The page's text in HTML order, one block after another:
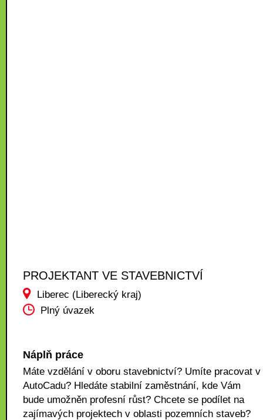
PROJEKTANT VE STAVEBNICTVÍ
Liberec (Liberecký kraj)
Plný úvazek
Náplň práce
Máte vzdělání v oboru stavebnictví? Umíte pracovat v
AutoCadu? Hledáte stabilní zaměstnání, kde Vám
bude umožněn profesní růst? Chcete se podílet na
zajímavých projektech v oblasti pozemních staveb?